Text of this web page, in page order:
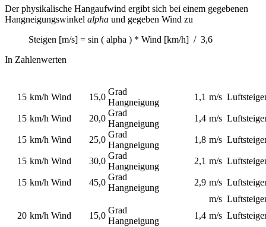
Der physikalische Hangaufwind ergibt sich bei einem gegebenen
Hangneigungswinkel alpha und gegeben Wind zu
Steigen [m/s] = sin ( alpha ) * Wind [km/h] / 3,6
In Zahlenwerten
15 km/h Wind 15,0
Grad
Hangneigung
1,1 m/s
15 km/h Wind 20,0
Grad
Hangneigung
1,4 m/s
15 km/h Wind 25,0
Grad
Hangneigung
1,8 m/s
15 km/h Wind 30,0
Grad
Hangneigung
2,1 m/s
15 km/h Wind 45,0
Grad
Hangneigung
2,9 m/s
m/s
20 km/h Wind 15,0
Grad
Hangneigung
1,4 m/s